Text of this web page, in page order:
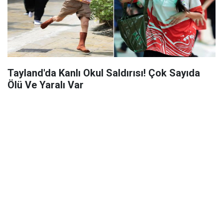
Tayland'da Kanlı Okul Saldırısı! Çok Sayıda
Ölü Ve Yaralı Var